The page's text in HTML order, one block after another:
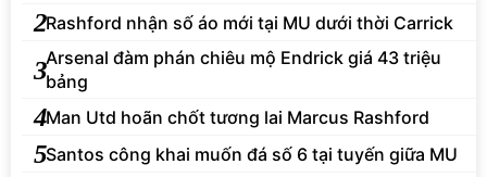
2Rashford nhận số áo mới tại MU dưới thời Carrick
3Arsenal đàm phán chiêu mộ Endrick giá 43 triệu
bảng
4Man Utd hoãn chốt tương lai Marcus Rashford
5Santos công khai muốn đá số 6 tại tuyến giữa MU